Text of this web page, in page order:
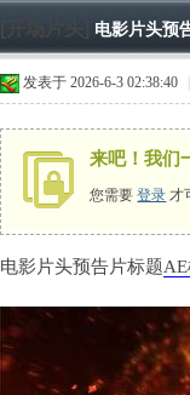
[开场片头] 电影片头预
发表于 2026-6-3 02:38:40
来吧！我们
您需要登录 才
电影片头预告片标题